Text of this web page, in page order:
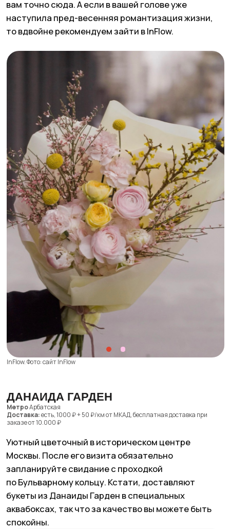
InFlow. Фото: сайт InFlow
Уютный цветочный в историческом центре
Москвы. После его визита обязательно
запланируйте свидание с проходкой
букеты из Данаиды Гарден в специальных
аквабоксах, так что за качество вы можете быть
За секунду переносимся в весенние европейские
столицы — и вот Московские проспекты уже
элитными магазинами. Небольшой уютный
цветочный в самом центре.